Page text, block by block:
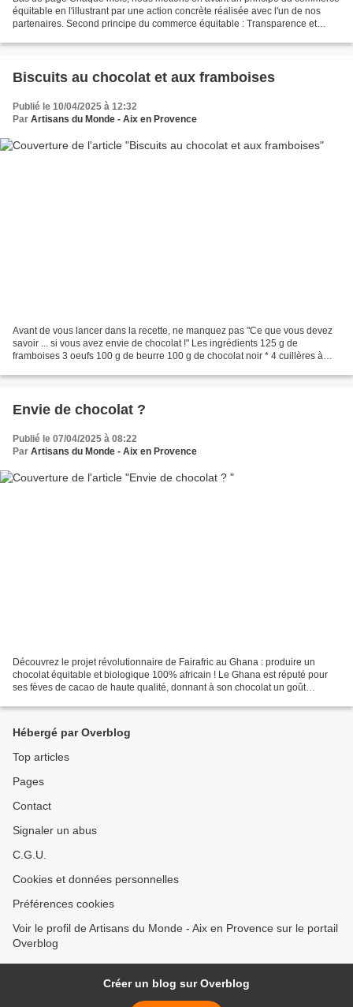
équitable en l'illustrant par une action concrète réalisée avec l'un de nos
partenaires. Second principe du commerce équitable : Transparence et
Biscuits au chocolat et aux framboises
Publié le 10/04/2025 à 12:32
Par Artisans du Monde - Aix en Provence
Avant de vous lancer dans la recette, ne manquez pas "Ce que vous devez
savoir ... si vous avez envie de chocolat !" Les ingrédients 125 g de
framboises 3 oeufs 100 g de beurre 100 g de chocolat noir * 4 cuillères à
Envie de chocolat ?
Publié le 07/04/2025 à 08:22
Par Artisans du Monde - Aix en Provence
Découvrez le projet révolutionnaire de Fairafric au Ghana : produire un
chocolat équitable et biologique 100% africain ! Le Ghana est réputé pour
ses fèves de cacao de haute qualité, donnant à son chocolat un goût
Hébergé par Overblog
Top articles
Pages
Contact
Signaler un abus
C.G.U.
Cookies et données personnelles
Préférences cookies
Voir le profil de Artisans du Monde - Aix en Provence sur le portail
Overblog
Créer un blog sur Overblog